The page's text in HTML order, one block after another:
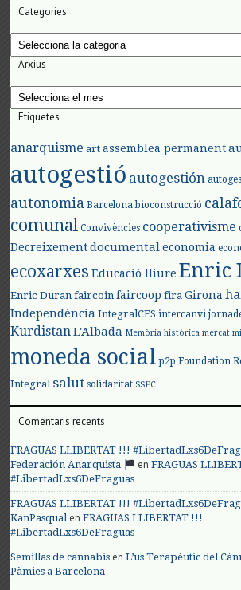
Categories
Categories
Arxius
Arxius
Etiquetes
anarquisme art assemblea permanent
autogestió autogestión
autonomia Barcelona bioconstrucció
comunal Convivències cooperativisme
Decreixement documental economia
ecoxarxes Educació lliure Enric
Enric Duran faircoin faircoop fira Girona
Independència IntegralCES intercanvi
KurdistanL'Albada Memòria històrica mercat
moneda social p2p Foundation
Integral salut solidaritat SSPC
Comentaris recents
FRAGUAS LLIBERTAT !!!
Federación Anarquista
enFRAGUAS
#LibertadLxs6DeFraguas
FRAGUAS LLIBERTAT !!!
KanPasqualenFRAGUAS LLIBERTAT !!!
#LibertadLxs6DeFraguas
Semillas de cannabis enL’us Terapèutic del
Pàmies a Barcelona